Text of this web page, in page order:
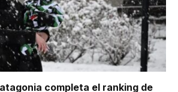
completa el ranking de